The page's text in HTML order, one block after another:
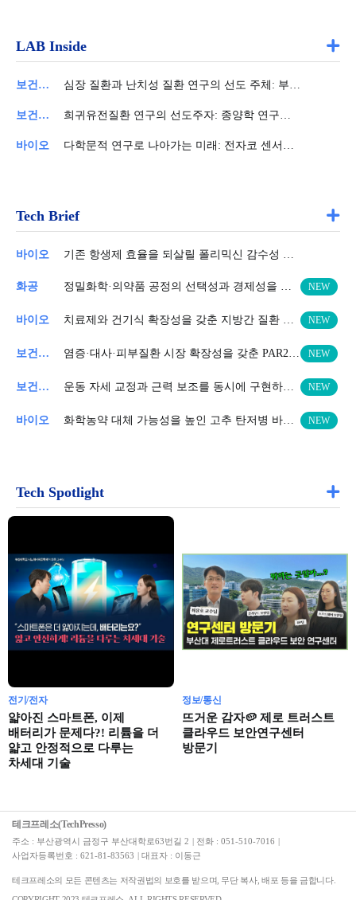
LAB Inside
보건의료 심장 질환과 난치성 질환 연구의 선도 주체: 부산대학교 한의학전문대학원
보건의료 희귀유전질환 연구의 선도주자: 종양학 연구실의 열정
바이오 다학문적 연구로 나아가는 미래: 전자코 센서와 질병 진단
Tech Brief
바이오 기존 항생제 효율을 되살릴 폴리믹신 감수성 증진 조성물 기술
화공 정밀화학·의약품 공정의 선택성과 경제성을 높이는 니트로 환원 촉매 기술 NEW
바이오 치료제와 건기식 확장성을 갖춘 지방간 질환 개선용 스퀘어마이드 유도체 NEW
보건의료 염증·대사·피부질환 시장 확장성을 갖춘 PAR2 표적 화합물 기술 NEW
보건의료 운동 자세 교정과 근력 보조를 동시에 구현하는 스쿼트 보조 장치 NEW
바이오 화학농약 대체 가능성을 높인 고추 탄저병 바이오 방제 기술 NEW
Tech Spotlight
전기/전자
얇아진 스마트폰, 이제
배터리가 문제다?! 리튬을 더
얇고 안정적으로 다루는
차세대 기술
정보/통신
뜨거운 감자🥔 제로 트러스트
클라우드 보안연구센터
방문기
테크프레소(TechPresso)
주소 : 부산광역시 금정구 부산대학로63번길 2 전화 : 051-510-7016
사업자등록번호 : 621-81-83563
대표자 : 이동근
테크프레소의 모든 콘텐츠는 저작권법의 보호를 받으며, 무단 복사, 배포 등을 금합니다.